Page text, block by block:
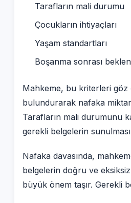
Tarafların mali durumu
Çocukların ihtiyaçları
Yaşam standartları
Boşanma sonrası
Mahkeme, bu kriterleri göz
bulundurarak nafaka
Tarafların mali durumunu
gerekli belgelerin
Nafaka davasında,
belgelerin doğru ve eksiksiz
büyük önem taşır. Gerekli